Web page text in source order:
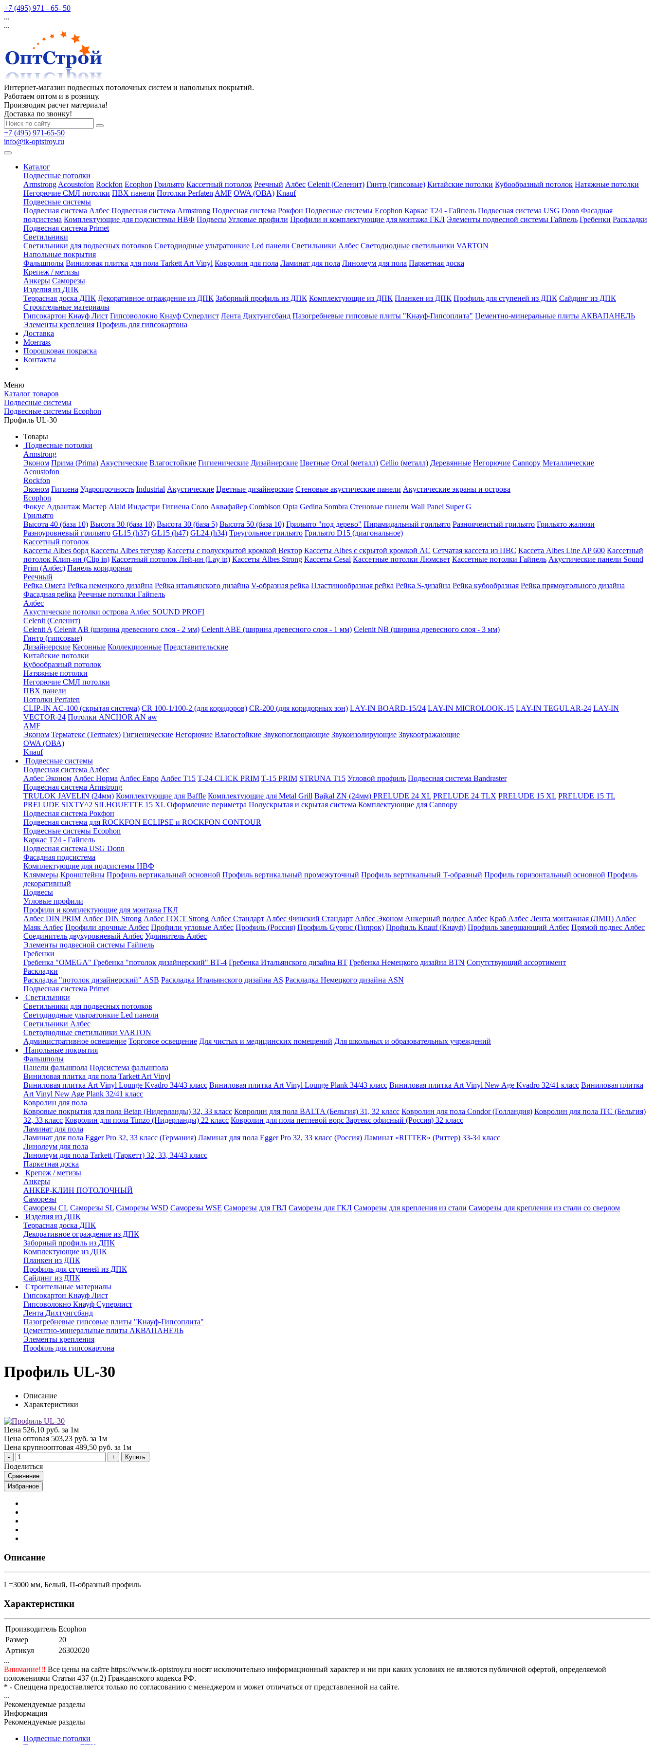
+7 (495) 971 - 65- 50
...
...
Интернет-магазин подвесных потолочных систем и напольных покрытий.
Работаем оптом и в розницу.
Производим расчет материала!
Доставка по звонку!
+7 (495) 971-65-50
info@tk-optstroy.ru
Каталог
Подвесные потолки
Armstrong Acoustofon Rockfon Ecophon Грильято Кассетный потолок Реечный Албес Celenit (Селенит) Гинтр (гипсовые) Китайские потолки Кубообразный потолок Натяжные потолки
Негорючие СМЛ потолки ПВХ панели Потолки Perfaten AMF OWA (ОВА) Knauf
Подвесные системы
Подвесная система Албес Подвесная система Armstrong Подвесная система Рокфон Подвесные системы Ecophon Каркас Т24 - Гайпель Подвесная система USG Donn Фасадная
подсистема Комплектующие для подсистемы НВФ Подвесы Угловые профили Профили и комплектующие для монтажа ГКЛ Элементы подвесной системы Гайпель Гребенки Раскладки
Подвесная система Primet
Светильники
Светильники для подвесных потолков Светодиодные ультратонкие Led панели Светильники Албес Светодиодные светильники VARTON
Напольные покрытия
Фальшполы Виниловая плитка для пола Tarkett Art Vinyl Ковролин для пола Ламинат для пола Линолеум для пола Паркетная доска
Крепеж / метизы
Анкеры Саморезы
Изделия из ДПК
Террасная доска ДПК Декоративное ограждение из ДПК Заборный профиль из ДПК Комплектующие из ДПК Планкен из ДПК Профиль для ступеней из ДПК Сайдинг из ДПК
Строительные материалы
Гипсокартон Кнауф Лист Гипсоволокно Кнауф Суперлист Лента Дихтунгсбанд Пазогребневые гипсовые плиты "Кнауф-Гипсоплита" Цементно-минеральные плиты АКВАПАНЕЛЬ
Элементы крепления Профиль для гипсокартона
Доставка
Монтаж
Порошковая покраска
Контакты
Меню
Каталог товаров
Подвесные системы
Подвесные системы Ecophon
Профиль UL-30
Товары
Подвесные потолки
Armstrong
Эконом Прима (Prima) Акустические Влагостойкие Гигиенические Дизайнерские Цветные Orcal (металл) Cellio (металл) Деревянные Негорючие Cannopy Металлические
Acoustofon
Rockfon
Эконом Гигиена Ударопрочность Industrial Акустические Цветные дизайнерские Стеновые акустические панели Акустические экраны и острова
Ecophon
Фокус Адвантаж Мастер Alaid Индастри Гигиена Соло Аквафайер Combison Opta Gedina Sombra Стеновые панели Wall Panel Super G
Грильято
Высота 40 (база 10) Высота 30 (база 10) Высота 30 (база 5) Высота 50 (база 10) Грильято "под дерево" Пирамидальный грильято Разноячеистый грильято Грильято жалюзи
Разноуровневый грильято GL15 (h37) GL15 (h47) GL24 (h34) Треугольное грильято Грильято D15 (диагональное)
Кассетный потолок
Кассеты Albes борд Кассеты Albes тегуляр Кассеты с полускрытой кромкой Вектор Кассеты Albes с скрытой кромкой AC Сетчатая кассета из ПВС Кассета Albes Line AP 600 Кассетный
потолок Клип-ин (Clip in) Кассетный потолок Лей-ин (Lay in) Кассеты Albes Strong Кассеты Cesal Кассетные потолки Люмсвет Кассетные потолки Гайпель Акустические панели Sound
Prim (Албес) Панель коридорная
Реечный
Рейка Омега Рейка немецкого дизайна Рейка итальянского дизайна V-образная рейка Пластинообразная рейка Рейка S-дизайна Рейка кубообразная Рейка прямоугольного дизайна
Фасадная рейка Реечные потолки Гайпель
Албес
Акустические потолки острова Албес SOUND PROFI
Celenit (Селенит)
Celenit A Celenit AB (ширина древесного слоя - 2 мм) Celenit ABE (ширина древесного слоя - 1 мм) Celenit NB (ширина древесного слоя - 3 мм)
Гинтр (гипсовые)
Дизайнерские Кесонные Коллекционные Представительские
Китайские потолки
Кубообразный потолок
Натяжные потолки
Негорючие СМЛ потолки
ПВХ панели
Потолки Perfaten
CLIP-IN AC-100 (скрытая система) CR 100-1/100-2 (для коридоров) CR-200 (для коридорных зон) LAY-IN BOARD-15/24 LAY-IN MICROLOOK-15 LAY-IN TEGULAR-24 LAY-IN
VECTOR-24 Потолки ANCHOR AN aw
AMF
Эконом Терматекс (Termatex) Гигиенические Негорючие Влагостойкие Звукопоглощающие Звукоизолирующие Звукоотражающие
OWA (ОВА)
Knauf
Подвесные системы
Подвесная система Албес
Албес Эконом Албес Норма Албес Евро Албес T15 Т-24 CLICK PRIM Т-15 PRIM STRUNA Т15 Угловой профиль Подвесная система Bandraster
Подвесная система Armstrong
TRULOK JAVELIN (24мм) Комплектующие для Baffle Комплектующие для Metal Grill Bajkal ZN (24мм) PRELUDE 24 XL PRELUDE 24 TLX PRELUDE 15 XL PRELUDE 15 TL
PRELUDE SIXTY^2 SILHOUETTE 15 XL Оформление периметра Полускрытая и скрытая система Комплектующие для Cannopy
Подвесная система Рокфон
Подвесная система для ROCKFON ECLIPSE и ROCKFON CONTOUR
Подвесные системы Ecophon
Каркас Т24 - Гайпель
Подвесная система USG Donn
Фасадная подсистема
Комплектующие для подсистемы НВФ
Кляммеры Кронштейны Профиль вертикальный основной Профиль вертикальный промежуточный Профиль вертикальный Т-образный Профиль горизонтальный основной Профиль
декоративный
Подвесы
Угловые профили
Профили и комплектующие для монтажа ГКЛ
Албес DIN PRIM Албес DIN Strong Албес ГОСТ Strong Албес Стандарт Албес Финский Стандарт Албес Эконом Анкерный подвес Албес Краб Албес Лента монтажная (ЛМП) Албес
Маяк Албес Профили арочные Албес Профили угловые Албес Профиль (Россия) Профиль Gyproc (Гипрок) Профиль Knauf (Кнауф) Профиль завершающий Албес Прямой подвес Албес
Соединитель двухуровневый Албес Удлинитель Албес
Элементы подвесной системы Гайпель
Гребенки
Гребенка "OMEGA" Гребенка "потолок дизайнерский" ВТ-4 Гребенка Итальянского дизайна BT Гребенка Немецкого дизайна ВТN Сопутствующий ассортимент
Раскладки
Раскладка "потолок дизайнерский" ASB Раскладка Итальянского дизайна AS Раскладка Немецкого дизайна АSN
Подвесная система Primet
Светильники
Светильники для подвесных потолков
Светодиодные ультратонкие Led панели
Светильники Албес
Светодиодные светильники VARTON
Административное освещение Торговое освещение Для чистых и медицинских помещений Для школьных и образовательных учреждений
Напольные покрытия
Фальшполы
Панели фальшпола Подсистема фальшпола
Виниловая плитка для пола Tarkett Art Vinyl
Виниловая плитка Art Vinyl Lounge Kvadro 34/43 класс Виниловая плитка Art Vinyl Lounge Plank 34/43 класс Виниловая плитка Art Vinyl New Age Kvadro 32/41 класс Виниловая плитка
Art Vinyl New Age Plank 32/41 класс
Ковролин для пола
Ковровые покрытия для пола Betap (Нидерланды) 32, 33 класс Ковролин для пола BALTA (Бельгия) 31, 32 класс Ковролин для пола Condor (Голландия) Ковролин для пола ITC (Бельгия)
32, 33 класс Ковролин для пола Timzo (Нидерланды) 22 класс Ковролин для пола петлевой ворс Зартекс офисный (Россия) 32 класс
Ламинат для пола
Ламинат для пола Egger Pro 32, 33 класс (Германия) Ламинат для пола Egger Pro 32, 33 класс (Россия) Ламинат «RITTER» (Риттер) 33-34 класс
Линолеум для пола
Линолеум для пола Tarkett (Таркетт) 32, 33, 34/43 класс
Паркетная доска
Крепеж / метизы
Анкеры
АНКЕР-КЛИН ПОТОЛОЧНЫЙ
Саморезы
Саморезы CL Саморезы SL Саморезы WSD Саморезы WSE Саморезы для ГВЛ Саморезы для ГКЛ Саморезы для крепления из стали Саморезы для крепления из стали со сверлом
Изделия из ДПК
Террасная доска ДПК
Декоративное ограждение из ДПК
Заборный профиль из ДПК
Комплектующие из ДПК
Планкен из ДПК
Профиль для ступеней из ДПК
Сайдинг из ДПК
Строительные материалы
Гипсокартон Кнауф Лист
Гипсоволокно Кнауф Суперлист
Лента Дихтунгсбанд
Пазогребневые гипсовые плиты "Кнауф-Гипсоплита"
Цементно-минеральные плиты АКВАПАНЕЛЬ
Элементы крепления
Профиль для гипсокартона
Профиль UL-30
Описание
Характеристики
Цена 526,10 руб. за 1м
Цена оптовая 503,23 руб. за 1м
Цена крупнооптовая 489,50 руб. за 1м
Купить
Поделиться
Сравнение
Избранное
Описание
L=3000 мм, Белый, П-образный профиль
Характеристики
Производитель Ecophon
Размер
20
Артикул
26302020
...
Внимание!!! Все цены на сайте https://www.tk-optstroy.ru носят исключительно информационный характер и ни при каких условиях не являются публичной офертой, определяемой
положениями Статьи 437 (п.2) Гражданского кодекса РФ.
* - Спеццена предоставляется только по согласованию с менеджером и может отличаться от представленной на сайте.
...
Рекомендуемые разделы
Информация
Рекомендуемые разделы
Подвесные потолки